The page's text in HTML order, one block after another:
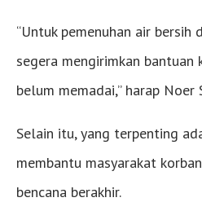
“Untuk pemenuhan air bersih
segera mengirimkan bantuan
belum memadai,” harap Noer
Selain itu, yang terpenting
membantu masyarakat
bencana berakhir.